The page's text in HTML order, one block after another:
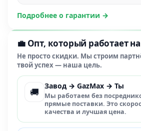
Подробнее о гарантии →
💼 Опт, который работает
Не просто скидки. Мы строим
твой успех — наша цель.
🚚
Завод → GazMax → Ты
Мы работаем без
прямые поставки. Это
качества и лучшая цена.